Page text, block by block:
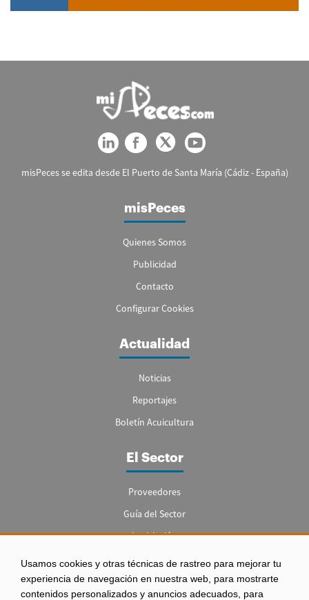
Usamos cookies y otras técnicas de rastreo para mejorar tu
experiencia de navegación en nuestra web, para mostrarte
contenidos personalizados y anuncios adecuados, para
misPeces se edita desde El Puerto de Santa María (Cádiz - España)
misPeces
Quienes Somos
Publicidad
Contacto
Configurar Cookies
Actualidad
Noticias
Reportajes
Boletín Acuicultura
El Sector
Proveedores
Guía del Sector
Legislación
Empleo